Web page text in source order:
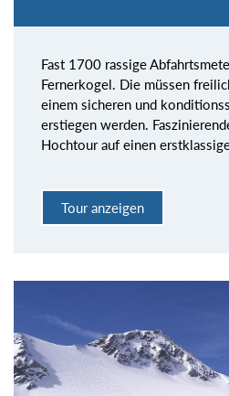
Fast 1700 rassige
Fernerkogel. Die müssen
einem sicheren und
erstiegen werden.
Hochtour auf einen
Tour anzeigen